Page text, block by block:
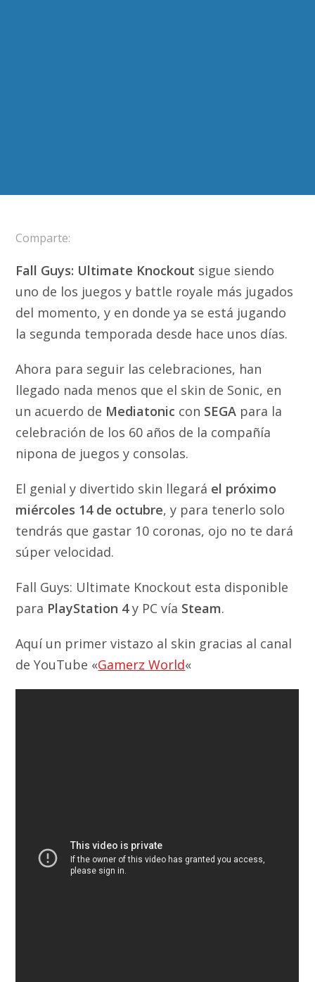
Comparte:
Fall Guys: Ultimate Knockout sigue siendo
uno de los juegos y battle royale más jugados
del momento, y en donde ya se está jugando
la segunda temporada desde hace unos días.
Ahora para seguir las celebraciones, han
llegado nada menos que el skin de Sonic, en
un acuerdo de Mediatonic con SEGA para la
celebración de los 60 años de la compañía
nipona de juegos y consolas.
El genial y divertido skin llegará el próximo
miércoles 14 de octubre, y para tenerlo solo
tendrás que gastar 10 coronas, ojo no te dará
súper velocidad.
Fall Guys: Ultimate Knockout esta disponible
para PlayStation 4y PC vía Steam.
Aquí un primer vistazo al skin gracias al canal
de YouTube «Gamerz World«